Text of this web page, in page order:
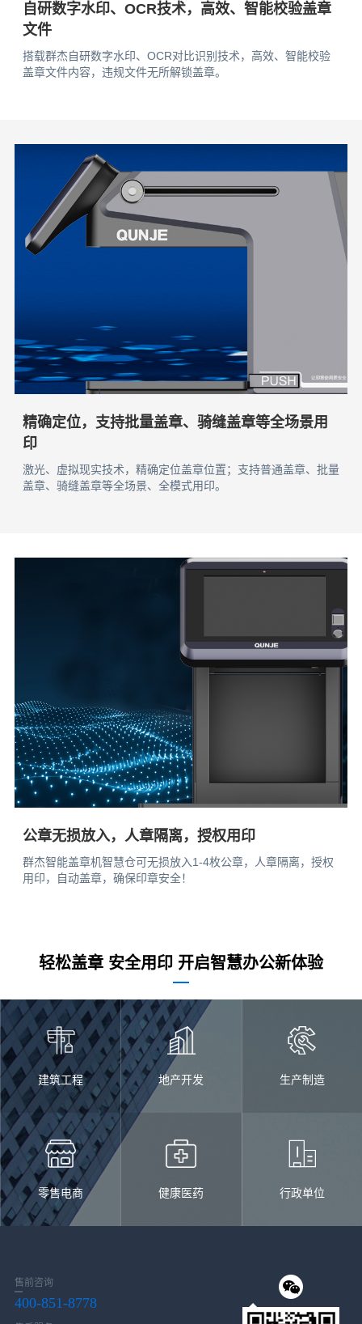
自研数字水印、OCR技术，高效、智能校验盖章
文件
搭载群杰自研数字水印、OCR对比识别技术，高效、智能校验
盖章文件内容，违规文件无所解锁盖章。
精确定位，支持批量盖章、骑缝盖章等全场景用
印
激光、虚拟现实技术，精确定位盖章位置；支持普通盖章、批量
盖章、骑缝盖章等全场景、全模式用印。
公章无损放入，人章隔离，授权用印
群杰智能盖章机智慧仓可无损放入1-4枚公章，人章隔离，授权
用印，自动盖章，确保印章安全！
轻松盖章 安全用印 开启智慧办公新体验
建筑工程 地产开发 生产制造
零售电商 健康医药 行政单位
售前咨询
400-851-8778